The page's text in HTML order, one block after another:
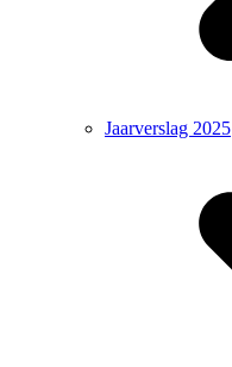
Jaarverslag 2025